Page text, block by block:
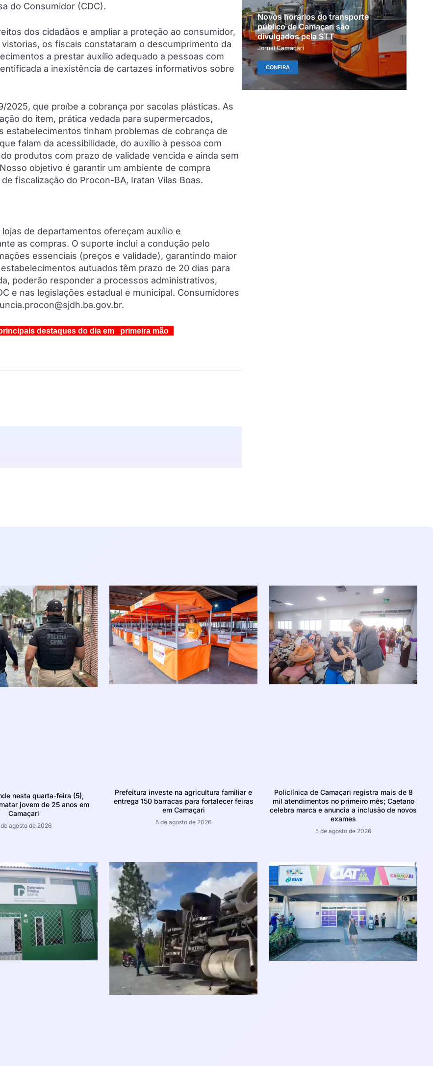
do Consumidor (CDC).
dos cidadãos e ampliar a proteção ao consumidor,
os fiscais constataram o descumprimento da
a prestar auxílio adequado a pessoas com
a inexistência de cartazes informativos sobre
2025, que proíbe a cobrança por sacolas plásticas. As
do item, prática vedada para supermercados,
estabelecimentos tinham problemas de cobrança de
falam da acessibilidade, do auxílio à pessoa com
produtos com prazo de validade vencida e ainda sem
objetivo é garantir um ambiente de compra
fiscalização do Procon-BA, Iratan Vilas Boas.
de departamentos ofereçam auxílio e
as compras. O suporte inclui a condução pelo
essenciais (preços e validade), garantindo maior
autuados têm prazo de 20 dias para
poderão responder a processos administrativos,
e nas legislações estadual e municipal. Consumidores
destaques do dia em primeira mão
Novos horários do transporte
público de Camaçari são
divulgados pela STT
Jornal Camaçari
CONFIRA
nesta quarta-feira (5),
jovem de 25 anos em
Camaçari
de agosto de 2026
Prefeitura investe na agricultura familiar e
entrega 150 barracas para fortalecer feiras
em Camaçari
5 de agosto de 2026
Policlínica de Camaçari registra mais de 8
mil atendimentos no primeiro mês; Caetano
celebra marca e anuncia a inclusão de novos
exames
5 de agosto de 2026